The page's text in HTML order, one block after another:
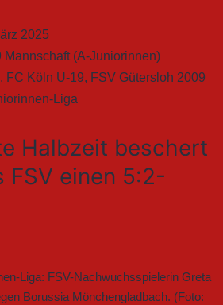
2025
Mannschaft (A-Juniorinnen)
FC Köln U-19, FSV Gütersloh 2009
Liga
Halbzeit beschert
FSV einen 5:2-